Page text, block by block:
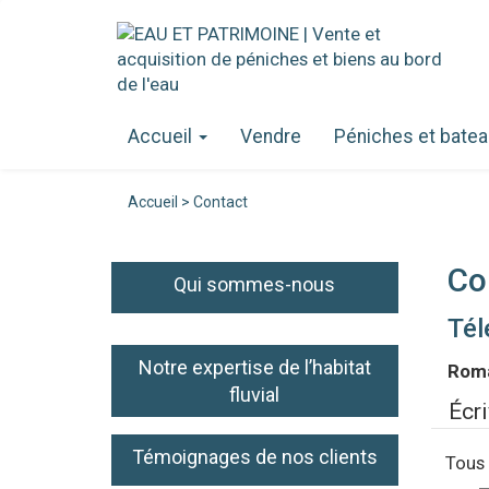
Accueil Vendre Péniches et
Accueil > Contact
Qui sommes-nous
Notre expertise de l’habitat
fluvial
Témoignages de nos clients